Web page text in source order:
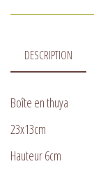
DESCRIPTION
Boîte en thuya
23x13cm
Hauteur 6cm